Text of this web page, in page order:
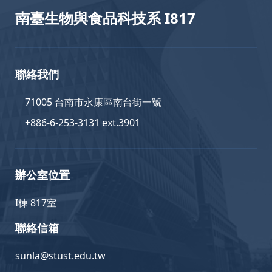
南臺生物與食品科技系 I817
聯絡我們
71005 台南市永康區南台街一號
+886-6-253-3131 ext.3901
辦公室位置
I棟 817室
聯絡信箱
sunla@stust.edu.tw